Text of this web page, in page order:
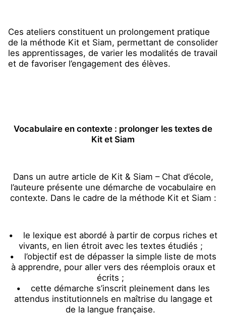
Ces ateliers constituent un prolongement pratique
de la méthode Kit et Siam, permettant de consolider
les apprentissages, de varier les modalités de travail
et de favoriser l’engagement des élèves.
Vocabulaire en contexte : prolonger les textes de
Kit et Siam
Dans un autre article de Kit & Siam – Chat d’école,
l’auteure présente une démarche de vocabulaire en
contexte. Dans le cadre de la méthode Kit et Siam :
• le lexique est abordé à partir de corpus riches et
vivants, en lien étroit avec les textes étudiés ;
• l’objectif est de dépasser la simple liste de mots
à apprendre, pour aller vers des réemplois oraux et
écrits ;
• cette démarche s’inscrit pleinement dans les
attendus institutionnels en maîtrise du langage et
de la langue française.